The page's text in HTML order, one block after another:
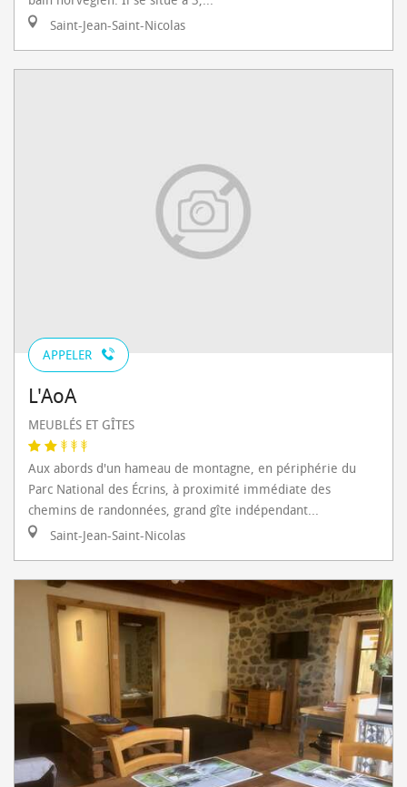
Saint-Jean-Saint-Nicolas
APPELER
L'AoA
MEUBLÉS ET GÎTES
Aux abords d'un hameau de montagne, en périphérie du
Parc National des Écrins, à proximité immédiate des
chemins de randonnées, grand gîte indépendant...
Saint-Jean-Saint-Nicolas